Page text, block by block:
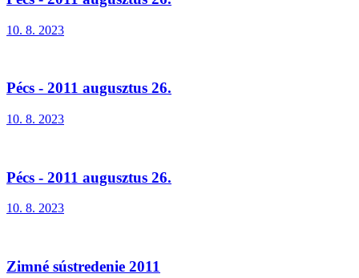
10. 8. 2023
Pécs - 2011 augusztus 26.
10. 8. 2023
Pécs - 2011 augusztus 26.
10. 8. 2023
Zimné sústredenie 2011